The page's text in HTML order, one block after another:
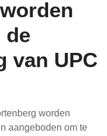
de
van UPC
worden
aangeboden om te